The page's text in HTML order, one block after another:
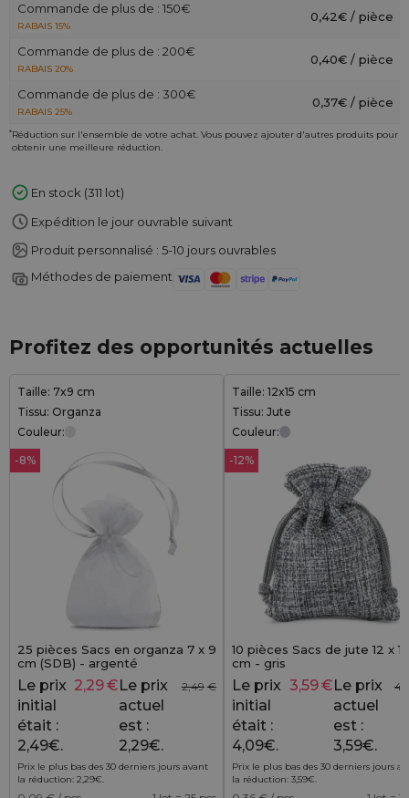
Commande de plus de : 150€
RABAIS 15%
0,42€ / pièce
Commande de plus de : 200€
RABAIS 20%
0,40€ / pièce
Commande de plus de : 300€
RABAIS 25%
0,37€ / pièce
*Réduction sur l'ensemble de votre achat. Vous pouvez ajouter d'autres produits pour
obtenir une meilleure réduction.
En stock (311 lot)
Expédition le jour ouvrable suivant
Produit personnalisé : 5-10 jours ouvrables
Méthodes de paiement
Profitez des opportunités actuelles
Taille: 7x9 cm
Tissu: Organza
Couleur:
-8%
25 pièces Sacs en organza 7 x 9
cm (SDB) - argenté
2,49 €
Le prix
initial
était :
2,49€.
2,29€Le prix
actuel
est :
2,29€.
Prix le plus bas des 30 derniers jours avant
la réduction: 2,29€.
Taille: 12x15 cm
Tissu: Jute
Couleur:
-12%
10 pièces Sacs de jute 12 x 15
cm - gris
Le prix
initial
était :
4,09€.
3,59€Le prix
actuel
est :
3,59€.
Prix le plus bas des 30 derniers jours
la réduction: 3,59€.